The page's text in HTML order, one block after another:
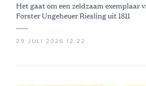
Het gaat om een zeldzaam exemplaar
Forster Ungeheuer Riesling uit 1811
29 JULI 2026 12:22